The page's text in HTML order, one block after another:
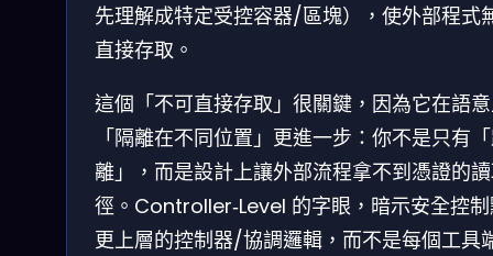
先理解成特定受控容器/區塊），使外部程式
直接存取。
這個「不可直接存取」很關鍵，因為它在語
「隔離在不同位置」更進一步：你不是只有
離」，而是設計上讓外部流程拿不到憑證的
徑。Controller‑Level 的字眼，暗示安全控
更上層的控制器/協調邏輯，而不是每個工具